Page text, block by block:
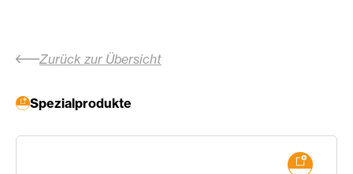
Zurück zur Übersicht
Spezialprodukte